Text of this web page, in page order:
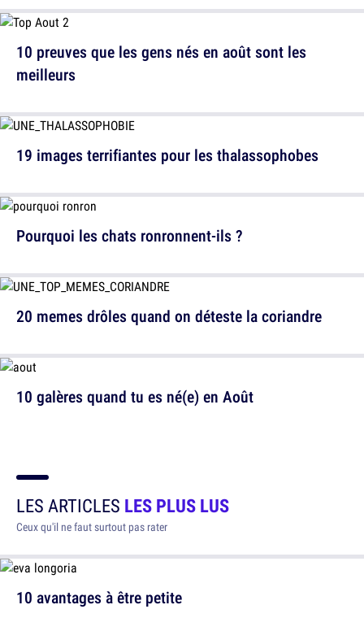
19 images terrifiantes pour les thalassophobes
20 memes drôles quand on déteste la coriandre
10 preuves que les gens nés en août sont les
meilleurs
Pourquoi les chats ronronnent-ils ?
10 galères quand tu es né(e) en Août
LES ARTICLES LES PLUS LUS
Ceux qu'il ne faut surtout pas rater
10 avantages à être petite